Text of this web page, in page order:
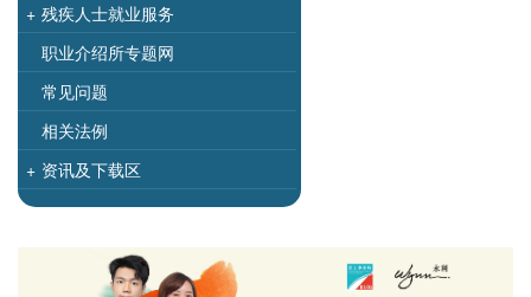
+ 残疾人士就业服务
职业介绍所专题网
常见问题
相关法例
+ 资讯及下载区